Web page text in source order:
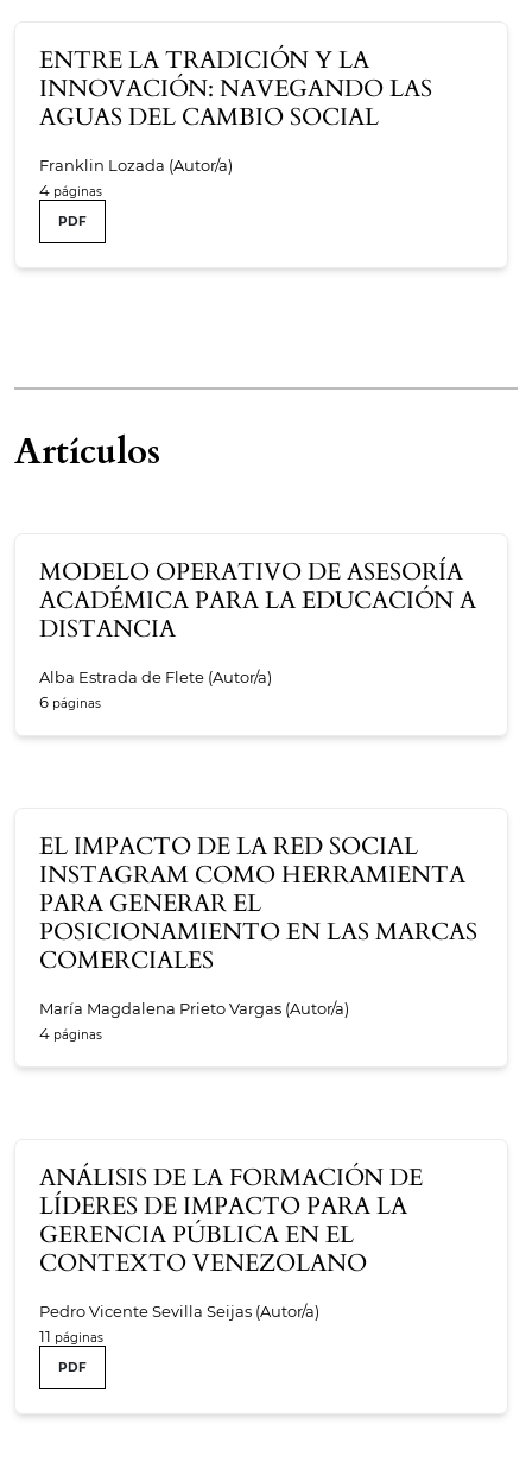
ENTRE LA TRADICIÓN Y LA
INNOVACIÓN: NAVEGANDO LAS
AGUAS DEL CAMBIO SOCIAL
Franklin Lozada (Autor/a)
4
PDF
Artículos
MODELO OPERATIVO DE ASESORÍA
ACADÉMICA PARA LA EDUCACIÓN A
DISTANCIA
Alba Estrada de Flete (Autor/a)
6
EL IMPACTO DE LA RED SOCIAL
INSTAGRAM COMO HERRAMIENTA
PARA GENERAR EL
POSICIONAMIENTO EN LAS MARCAS
COMERCIALES
María Magdalena Prieto Vargas (Autor/a)
4
ANÁLISIS DE LA FORMACIÓN DE
LÍDERES DE IMPACTO PARA LA
GERENCIA PÚBLICA EN EL
CONTEXTO VENEZOLANO
Pedro Vicente Sevilla Seijas (Autor/a)
11
PDF